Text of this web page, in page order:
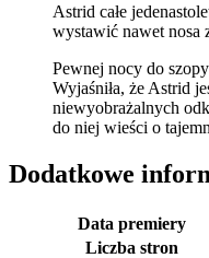
Astrid całe
wystawić nawet nosa
Pewnej nocy do
Wyjaśniła, że Astrid
niewyobrażalnych
do niej wieści o
Dodatkowe
Data premiery
Liczba stron